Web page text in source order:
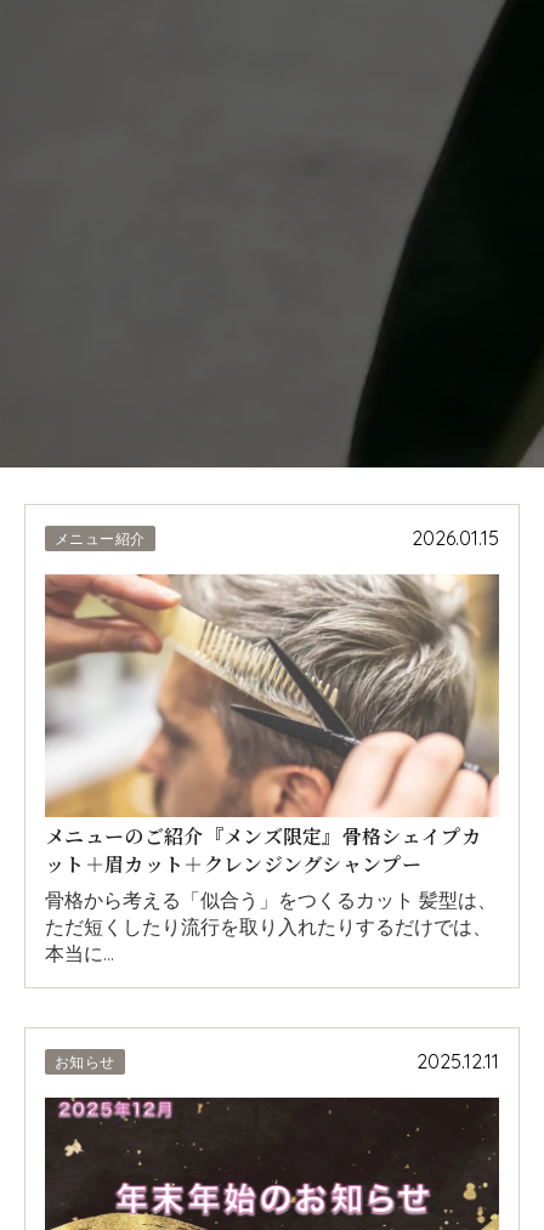
メニュー紹介 2026.01.15
メニューのご紹介『メンズ限定』骨格シェイプカ
ット＋眉カット＋クレンジングシャンプー
骨格から考える「似合う」をつくるカット 髪型は、
ただ短くしたり流行を取り入れたりするだけでは、
本当に…
お知らせ 2025.12.11